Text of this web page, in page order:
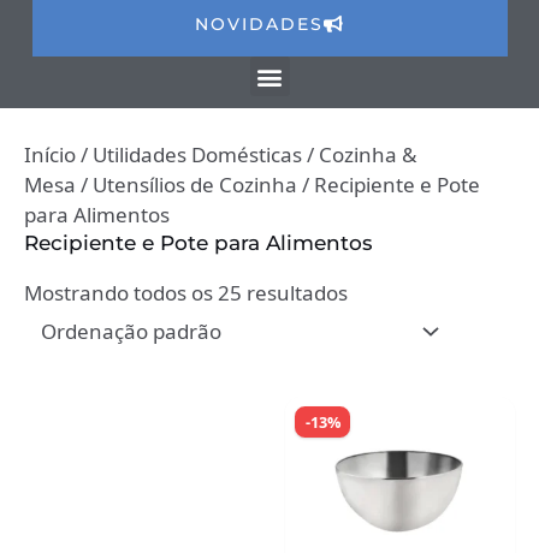
NOVIDADES
Início/ Utilidades Domésticas/ Cozinha &
Mesa / Utensílios de Cozinha / Recipiente e Pote
para Alimentos
Recipiente e Pote para Alimentos
Mostrando todos os 25 resultados
-13%